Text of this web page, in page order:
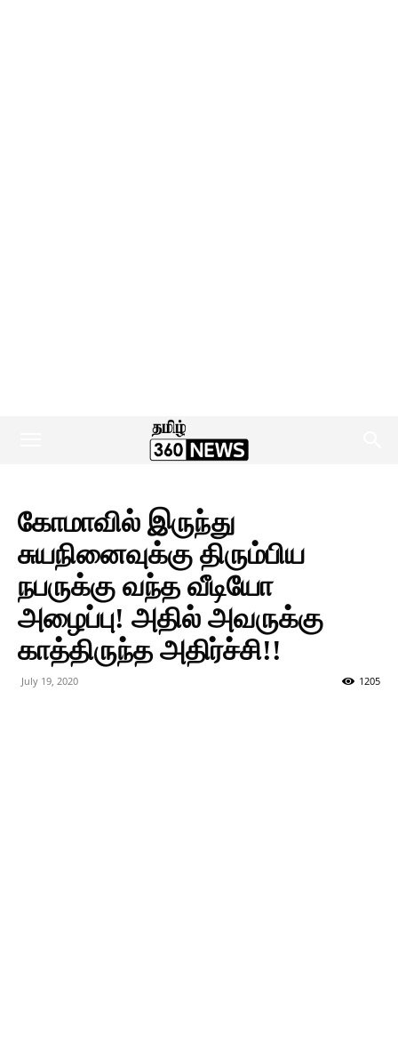
கோமாவில் இருந்து
சுயநினைவுக்கு திரும்பிய
நபருக்கு வந்த வீடியோ
அழைப்பு! அதில் அவருக்கு
காத்திருந்த அதிர்ச்சி!!
July 19, 2020 1205